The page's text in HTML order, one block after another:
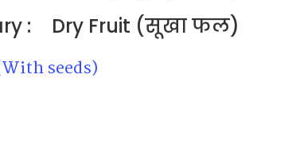
:
Dry Fruit (सूखा फल)
seeds)